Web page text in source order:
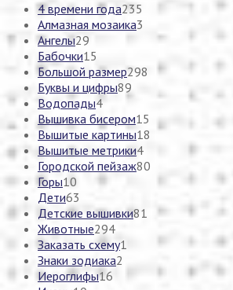
4 времени года235
Алмазная мозаика3
Ангелы29
Бабочки15
Большой размер298
Буквы и цифры89
Водопады4
Вышивка бисером15
Вышитые картины18
Вышитые метрики4
Городской пейзаж80
Горы10
Дети63
Детские вышивки81
Животные294
Заказать схему1
Знаки зодиака2
Иероглифы16